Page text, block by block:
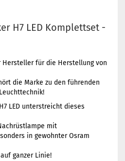
H7 LED Komplettset -
für die Herstellung von
die Marke zu den führenden
LED unterstreicht dieses
mit
in gewohnter Osram
ganzer Linie!